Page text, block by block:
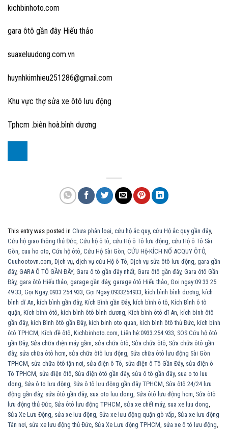
kichbinhoto.com
gara ôtô gần đây Hiếu thảo
suaxeluudong.com.vn
huynhkimhieu251286@gmail.com
Khu vực thợ sửa xe ôtô lưu động
Tphcm .biên hoà.bình dương
This entry was posted in Chưa phân loại, cứu hộ ắc quy, cứu Hộ ắc quy gần đây,
Cứu hộ giao thông thủ Đức, Cứu hộ ô tô, cứu Hộ ô Tô lưu động, cứu Hộ ô Tô Sài
Gòn, cuu ho oto, Cứu hộ ôtô, Cứu Hộ Sài Gòn, CỨU Hộ-KÍCH NỔ ACQUY ÔTÔ,
Cuuhootovn.com, Dịch vụ, dịch vụ cứu Hộ ô Tô, Dịch vụ sửa ôtô lưu động, gara gần
đây, GARA Ô TÔ GẦN ĐÂY, Gara ô tô gần đây nhất, Gara ôtô gần đây, Gara ôtô Gần
Đây, gara ôtô Hiếu thảo, garage gần đây, garage ôtô Hiếu thảo, Goi ngay:09 33 25
49 33, Gọi Ngay:0933 254 933, Gọi Ngay:0933254933, kích bình bình dương, kích
bình dĩ An, kích bình gần đây, Kích Bình gần Đây, kích bình ô tô, Kích Bình ô tô
quận, Kích bình ôtô, kích bình ôtô bình dương, Kích bình ôtô dĩ An, kích bình ôtô
gần đây, kích Bình ôtô gần Đây, kich binh oto quan, kích bình ôtô thủ Đức, kích bình
ôtô TPHCM, Kích đề ôtô, Kichbinhoto.com, Liên hệ:0933.254.933, SOS Cứu hộ ôtô
gần Đây, Sửa chữa điện máy gầm, sửa chữa ôtô, Sửa chửa ôtô, Sửa chữa ôtô gần
đây, sửa chữa ôtô hcm, sửa chữa ôtô lưu động, Sửa chữa ôtô lưu động Sài Gòn
TPHCM, sửa chữa ôtô tận nơi, sửa điện ô Tô, sửa điện ô Tô Gần Đây, sửa điện ô
Tô TPHCM, sửa điện ôtô, Sửa điện ôtô gần đây, sửa ô tô gần đây, sua o to luu
dong, Sửa ô to lưu động, Sửa ô tô lưu động gần đây TPHCM, Sửa ôtô 24/24 lưu
động gần đây, sửa ôtô gần đây, sua oto luu dong, Sửa ôtô lưu động hcm, Sửa ôtô
lưu động thủ Đức, Sửa ôtô lưu động TPHCM, sửa xe chết máy, sua xe luu dong,
Sửa Xe Lưu Động, sửa xe lưu động, Sửa xe lưu động quận gò vấp, Sửa xe lưu động
Tân nơi, sửa xe lưu động thủ Đức, Sửa Xe Lưu động TPHCM, sửa xe ô tô lưu động,